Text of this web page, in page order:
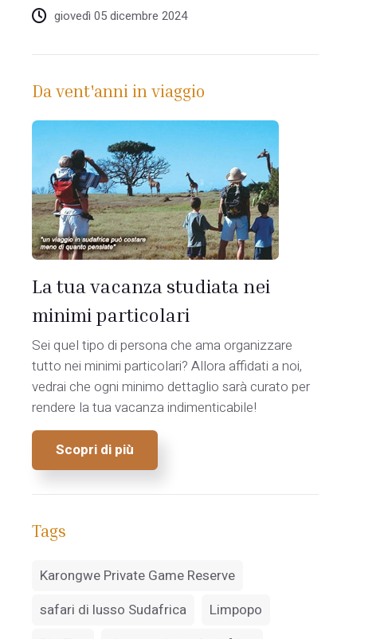
giovedì 05 dicembre 2024
Da vent'anni in viaggio
La tua vacanza studiata nei
minimi particolari
Sei quel tipo di persona che ama organizzare
tutto nei minimi particolari? Allora affidati a noi,
vedrai che ogni minimo dettaglio sarà curato per
rendere la tua vacanza indimenticabile!
Scopri di più
Tags
Karongwe Private Game Reserve
safari di lusso Sudafrica
Limpopo